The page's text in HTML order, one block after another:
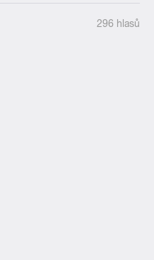
296 hlasů